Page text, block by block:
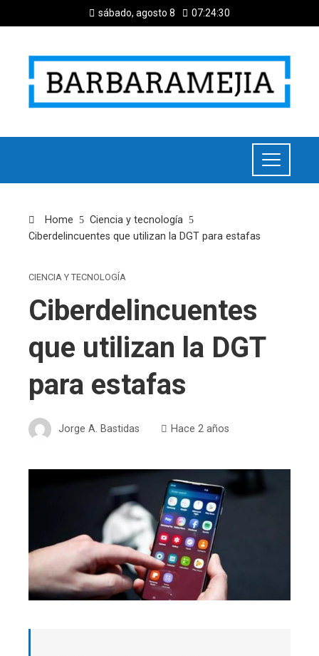
sábado, agosto 8 07:24:31
Home
Ciencia y tecnología
Ciberdelincuentes que utilizan la DGT para estafas
CIENCIA Y TECNOLOGÍA
Ciberdelincuentes
que utilizan la DGT
para estafas
Jorge A. Bastidas Hace 2 años